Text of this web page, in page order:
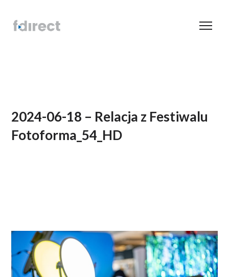
2024-06-18 – Relacja z Festiwalu
Fotoforma_54_HD